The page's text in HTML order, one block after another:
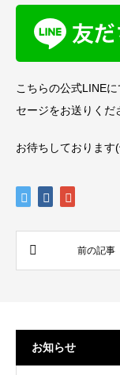
こちらの公式LINE
セージをお送りくだ
お待ちしております
お知らせ